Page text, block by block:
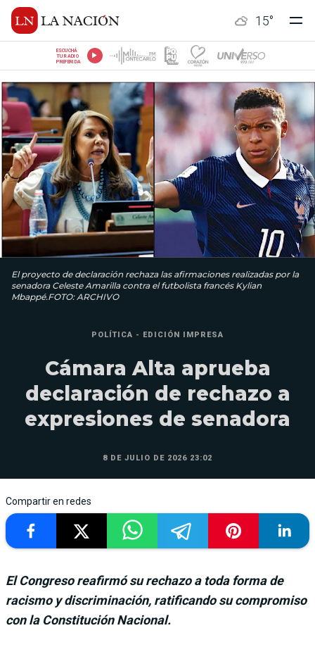
15°
ESCUCHÁ
TU RADIO
PREFERIDA
El proyecto de declaración rechaza las afirmaciones realizadas por la
senadora Celeste Amarilla contra el futbolista francés Kylian
Mbappé.FOTO: ARCHIVO
POLÍTICA - EDICIÓN IMPRESA
Cámara Alta aprueba
declaración de rechazo a
expresiones de senadora
8 DE JULIO DE 2026 23:02
Compartir en redes
El Congreso reafirmó su rechazo a toda forma de
racismo y discriminación, ratificando su compromiso
con la Constitución Nacional.